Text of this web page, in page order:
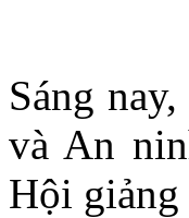
Sáng
và An
Hội